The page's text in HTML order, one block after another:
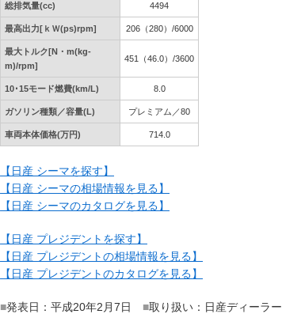
総排気量(cc) 4494
最高出力[ｋＷ(ps)rpm] 206（280）/6000
最大トルク[N・m(kg-
m)/rpm]
451（46.0）/3600
10･15モード燃費(km/L) 8.0
ガソリン種類／容量(L) プレミアム／80
車両本体価格(万円) 714.0
【日産 シーマを探す】
【日産 シーマの相場情報を見る】
【日産 シーマのカタログを見る】
【日産 プレジデントを探す】
【日産 プレジデントの相場情報を見る】
【日産 プレジデントのカタログを見る】
■発表日：平成20年2月7日 ■取り扱い：日産ディーラー